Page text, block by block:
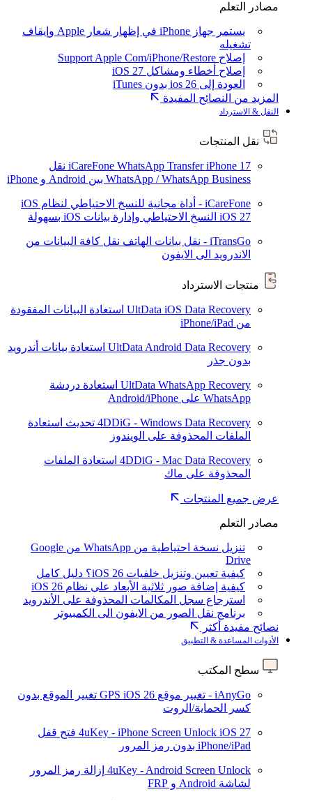
مصادر التعلم
يستمر جهاز iPhone في إظهار شعار Apple وإيقاف
تشغيله
إصلاح Support Apple Com/iPhone/Restore
إصلاح أخطاء ومشاكل iOS 27
العودة إلى ios 26 بدون iTunes
المزيد من النصائح المفيدة
النقل & الاسترداد
نقل المنتجات
iCareFone WhatsApp TransferiPhone 17
نقل
WhatsApp / WhatsApp Business بين Android و iPhone
iCareFone - أداة مجانية للنسخ الاحتياطي لنظام iOS
iOS 27 النسخ الاحتياطي وإدارة بيانات iOS بسهولة
iTransGo - نقل بيانات الهاتف
نقل كافة البيانات من
الاندرويد الى الايفون
منتجات الاسترداد
UltData iOS Data Recovery استعادة البيانات المفقودة
من iPhone/iPad
UltData Android Data Recovery استعادة بيانات أندرويد
بدون جذر
UltData WhatsApp Recovery استعادة دردشة
WhatsApp على Android/iPhone
4DDiG - Windows Data Recovery تحديث استعادة
الملفات المحذوفة على الويندوز
4DDiG - Mac Data Recovery استعادة الملفات
المحذوفة على ماك
عرض جميع المنتجات
مصادر التعلم
تنزيل نسخة احتياطية من WhatsApp من Google
Drive
كيفية تعيين وتنزيل خلفيات iOS 26؟ دليل كامل
كيفية إضافة صور ثلاثية الأبعاد على نظام iOS 26
استرجاع سجل المكالمات المحذوفة على الأندرويد
برنامج نقل الصور من الايفون الى الكمبيوتر
نصائح مفيدة أكثر
الأدوات المساعدة & التطبيق
سطح المكتب
iAnyGo - تغيير موقع GPS iOS 26
تغيير الموقع بدون
كسر الحماية/الروت
4uKey - iPhone Screen Unlock iOS 27
فتح قفل
iPhone/iPad بدون رمز المرور
4uKey - Android Screen Unlock إزالة رمز المرور
لشاشة Android و FRP